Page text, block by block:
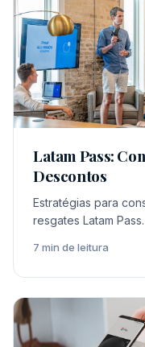
Latam Pass:
Descontos
Estratégias para
resgates Latam Pass.
7 min de leitura